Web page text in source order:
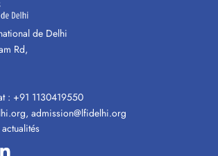
de Delhi
Rd,
: +91 1130419550
, admission@lfidelhi.org